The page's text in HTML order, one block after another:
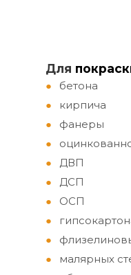
Для
бетона
кирпича
фанеры
ДВП
ДСП
ОСП
малярных